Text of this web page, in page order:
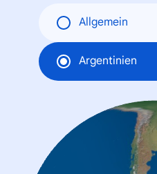
Allgemein
Argentinien